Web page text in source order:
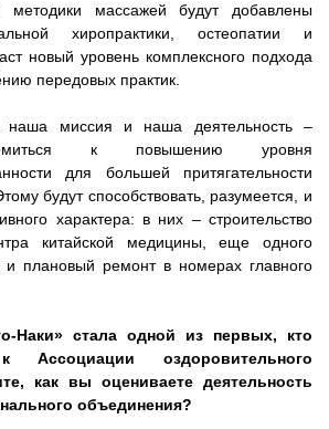
массажей будут добавлены
хиропрактики, остеопатии и
новый уровень комплексного подхода
передовых практик.
миссия и наша деятельность –
к повышению уровня
для большей притягательности
будут способствовать, разумеется, и
характера: в них – строительство
китайской медицины, еще одного
и плановый ремонт в номерах главного
Наки» стала одной из первых, кто
Ассоциации оздоровительного
как вы оцениваете деятельность
объединения?